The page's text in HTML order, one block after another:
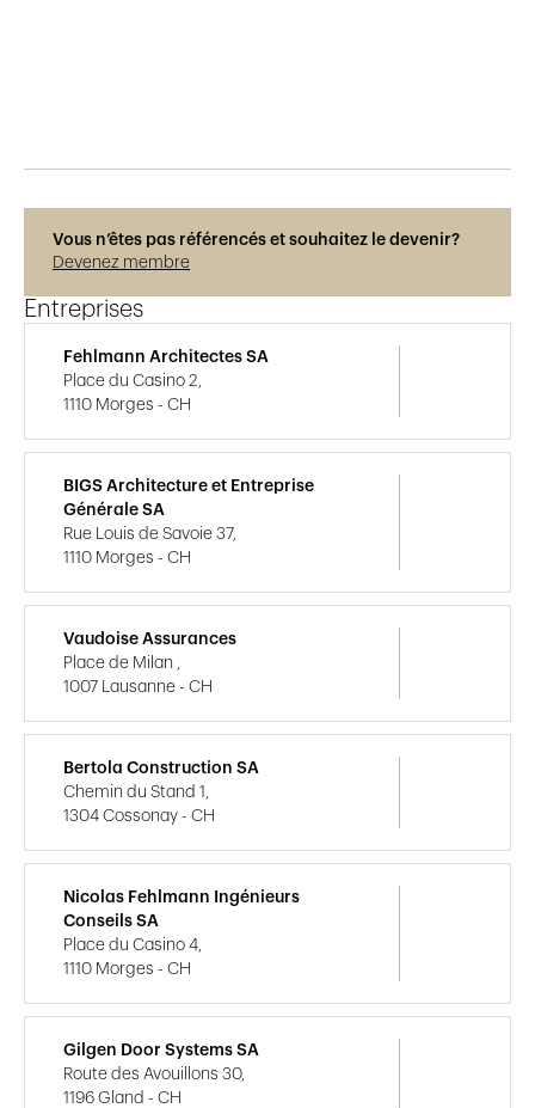
Vous n’êtes pas référencés et souhaitez le devenir?
Devenez membre
Entreprises
Fehlmann Architectes SA
Place du Casino 2,
1110 Morges - CH
BIGS Architecture et Entreprise
Générale SA
Rue Louis de Savoie 37,
1110 Morges - CH
Vaudoise Assurances
Place de Milan ,
1007 Lausanne - CH
Bertola Construction SA
Chemin du Stand 1,
1304 Cossonay - CH
Nicolas Fehlmann Ingénieurs
Conseils SA
Place du Casino 4,
1110 Morges - CH
Gilgen Door Systems SA
Route des Avouillons 30,
1196 Gland - CH